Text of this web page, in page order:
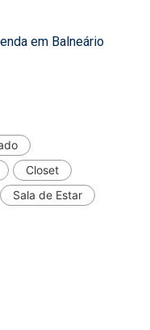
em Balneário
Closet
Sala de Estar